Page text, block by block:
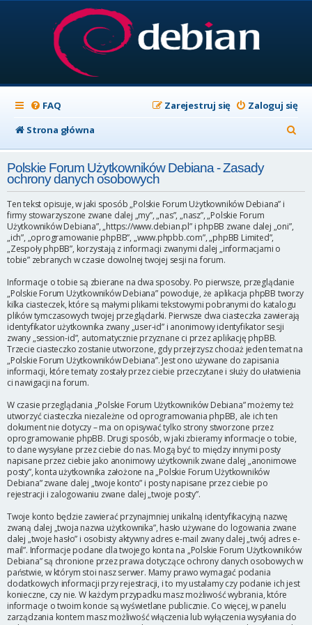
FAQ Zaloguj się
Zarejestruj się
Strona główna
z
k
Polskie Forum Użytkowników Debiana - Zasady
ochrony danych osobowych
Ten tekst opisuje, w jaki sposób „Polskie Forum Użytkowników Debiana” i
firmy stowarzyszone zwane dalej „my”, „nas”, „nasz”, „Polskie Forum
Użytkowników Debiana”, „https://www.debian.pl” i phpBB zwane dalej „oni”,
„ich”, „oprogramowanie phpBB”, „www.phpbb.com”, „phpBB Limited”,
„Zespoły phpBB”, korzystają z informacji zwanymi dalej „informacjami o
tobie” zebranych w czasie dowolnej twojej sesji na forum.
Informacje o tobie są zbierane na dwa sposoby. Po pierwsze, przeglądanie
„Polskie Forum Użytkowników Debiana” powoduje, że aplikacja phpBB tworzy
kilka ciasteczek, które są małymi plikami tekstowymi pobranymi do katalogu
plików tymczasowych twojej przeglądarki. Pierwsze dwa ciasteczka zawierają
identyfikator użytkownika zwany „user-id” i anonimowy identyfikator sesji
zwany „session-id”, automatycznie przyznane ci przez aplikację phpBB.
Trzecie ciasteczko zostanie utworzone, gdy przejrzysz chociaż jeden temat na
„Polskie Forum Użytkowników Debiana”. Jest ono używane do zapisania
informacji, które tematy zostały przez ciebie przeczytane i służy do ułatwienia
ci nawigacji na forum.
W czasie przeglądania „Polskie Forum Użytkowników Debiana” możemy też
utworzyć ciasteczka niezależne od oprogramowania phpBB, ale ich ten
dokument nie dotyczy – ma on opisywać tylko strony stworzone przez
oprogramowanie phpBB. Drugi sposób, w jaki zbieramy informacje o tobie,
to dane wysyłane przez ciebie do nas. Mogą być to między innymi posty
napisane przez ciebie jako anonimowy użytkownik zwane dalej „anonimowe
posty”, konta użytkownika założone na „Polskie Forum Użytkowników
Debiana” zwane dalej „twoje konto” i posty napisane przez ciebie po
rejestracji i zalogowaniu zwane dalej „twoje posty”.
Twoje konto będzie zawierać przynajmniej unikalną identyfikacyjną nazwę
zwaną dalej „twoja nazwa użytkownika”, hasło używane do logowania zwane
dalej „twoje hasło” i osobisty aktywny adres e-mail zwany dalej „twój adres e-
mail”. Informacje podane dla twojego konta na „Polskie Forum Użytkowników
Debiana” są chronione przez prawa dotyczące ochrony danych osobowych w
państwie, w którym stoi nasz serwer. Mamy prawo wymagać podania
dodatkowych informacji przy rejestracji, i to my ustalamy czy podanie ich jest
konieczne, czy nie. W każdym przypadku masz możliwość wybrania, które
informacje o twoim koncie są wyświetlane publicznie. Co więcej, w panelu
zarządzania kontem masz możliwość włączenia lub wyłączenia wysyłania do